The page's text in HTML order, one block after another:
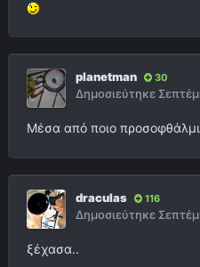
planetman 30
Δημοσιεύτηκε
Μέσα από ποιο
draculas 116
Δημοσιεύτηκε
ξέχασα..